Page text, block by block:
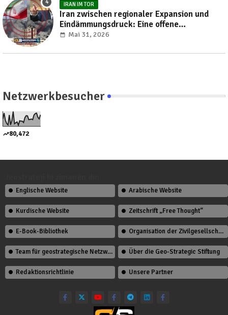
IRAN IM TOR
Iran zwischen regionaler Expansion und
Eindämmungsdruck: Eine offene
Verhandlung über die Neuordnung des
Mai 31, 2026
Netzwerkbesucher
80,472
Englische Website Arabische Website
Kurdische Website Zeitschrift „Free Thought“
E-Book-Bibliothek Organisation der Zivilgesellschaft
Team für geostrategische Netzwerkstudien Über die Geo-Strategic Stiftung
Redaktionsrichtlinie Unsere Partner